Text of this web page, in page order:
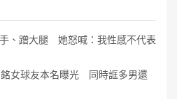
、蹭大腿 她怒喊：我性感不代表
女球友本名曝光 同時誆多男還